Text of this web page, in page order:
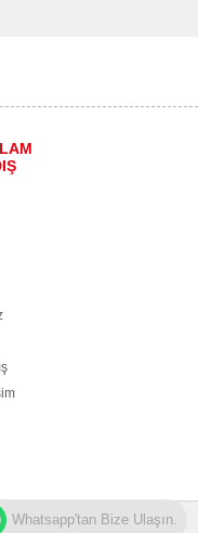
Web Tasarım 2026
Whatsapp'tan Bize Ulaşın.